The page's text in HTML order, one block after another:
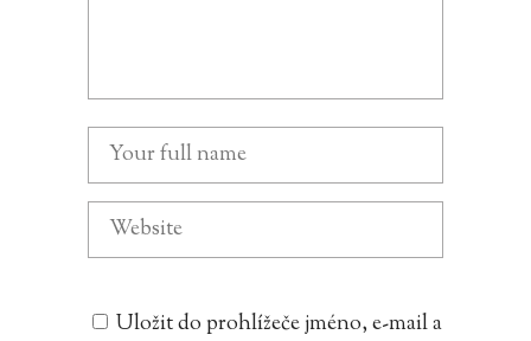
Uložit do prohlížeče jméno, e-mail a